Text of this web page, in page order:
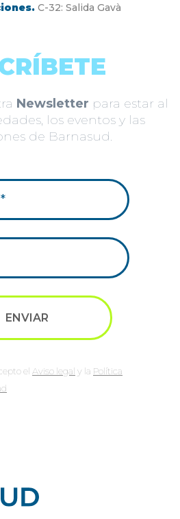
C-32: Salida Gavà
Newsletter para estar al
los eventos y las
de Barnasud.
el Aviso legal y la Política